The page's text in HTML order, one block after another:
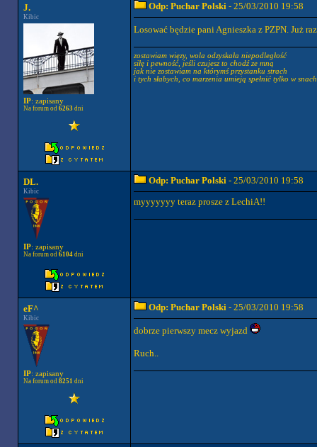
J.
Kibic
IP: zapisany
Na forum od 6263 dni
Odp: Puchar Polski- 25/03/2010 19:58
Losować będzie pani Agnieszka z PZPN. Już
zostawiam więzy, wola odzyskała niepodległość
siłę i pewność, jeśli czujesz to chodź ze mną
jak nie zostawiam na którymś przystanku strach
i tych słabych, co marzenia umieją spełnić tylko w snach
DL.
Kibic
IP: zapisany
Na forum od 6104dni
Odp: Puchar Polski- 25/03/2010 19:58
myyyyyyy teraz prosze z LechiA!!
eF^
Kibic
IP: zapisany
Na forum od 8251 dni
Odp: Puchar Polski- 25/03/2010 19:58
dobrze pierwszy mecz wyjazd
Ruch..